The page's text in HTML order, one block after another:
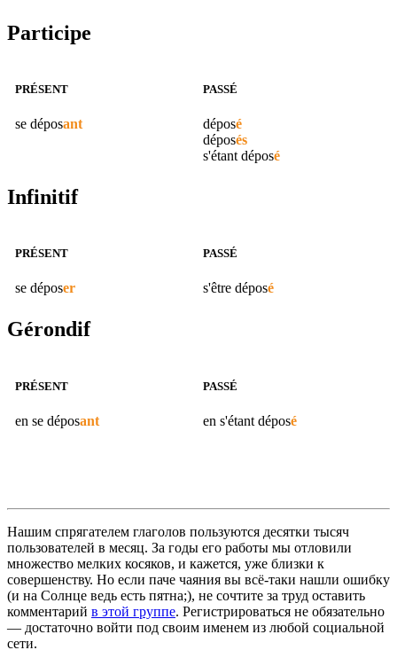
Participe
PRÉSENT
se déposant
PASSÉ
déposé
déposés
s'étant déposé
Infinitif
PRÉSENT
se déposer
PASSÉ
s'être déposé
Gérondif
PRÉSENT
en se déposant
PASSÉ
en s'étant déposé
Нашим спрягателем глаголов пользуются десятки тысяч
пользователей в месяц. За годы его работы мы отловили
множество мелких косяков, и кажется, уже близки к
совершенству. Но если паче чаяния вы всё-таки нашли ошибку
(и на Солнце ведь есть пятна;), не сочтите за труд оставить
комментарий в этой группе. Регистрироваться не обязательно
— достаточно войти под своим именем из любой социальной
сети.